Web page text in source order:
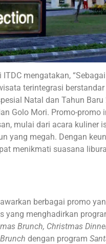
ITDC mengatakan,
terintegrasi
Natal dan Tahun
Golo Mori. Promo-
mulai dari acara kuliner
yang megah. Dengan
menikmati suasana
berbagai promo
yang menghadirkan
Brunch, Christmas
dengan program